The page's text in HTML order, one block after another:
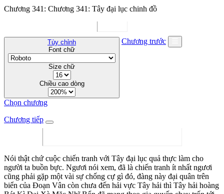
Chương 341: Chương 341: Tây đại lục chinh đồ
Tùy chỉnh
Font chữ
Size chữ
Chiều cao dòng
Chương trước
Chọn chương
Chương tiếp
Nói thật chứ cuộc chiến tranh với Tây đại lục quả thực làm cho
người ta buồn bực. Ngươi nói xem, đã là chiến tranh ít nhất ngươi
cũng phải gặp một vài sự chống cự gì đó, đàng này đại quân trên
biển của Đoạn Vân còn chưa đến hải vực Tây hải thì Tây hải hoàng